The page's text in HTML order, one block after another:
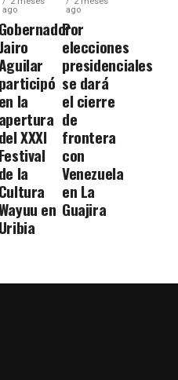
ago
Gobernador
Jairo
participó
en la
apertura
del XXXI
Festival
de la
Cultura
en
Uribia
ago
Por
elecciones
presidenciales
se dará
el cierre
de
frontera
con
Venezuela
en La
Guajira